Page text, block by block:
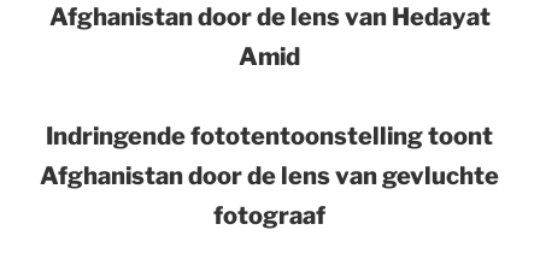
Afghanistan door de lens van Hedayat
Amid
Indringende fototentoonstelling toont
Afghanistan door de lens van gevluchte
fotograaf